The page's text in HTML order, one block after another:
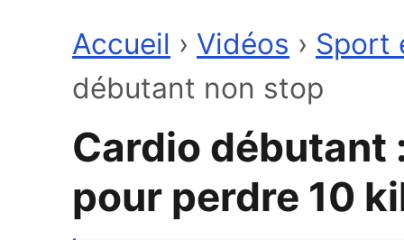
Accueil › Vidéos › Sport
débutant non stop
Cardio débutant
pour perdre 10